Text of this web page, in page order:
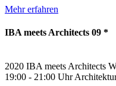
Mehr erfahren
IBA meets Architects 09 *
2020 IBA meets Architects
19:00 - 21:00 Uhr